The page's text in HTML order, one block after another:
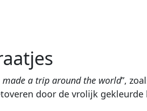
made a trip around the world”,
door de vrolijk